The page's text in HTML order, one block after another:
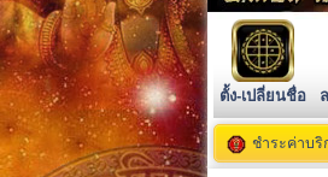
ตั้ง-เปลี่ยนชื่อ
ชำระค่าบริ